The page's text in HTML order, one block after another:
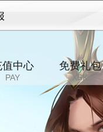
值中心
PAY
免费礼包
XSK